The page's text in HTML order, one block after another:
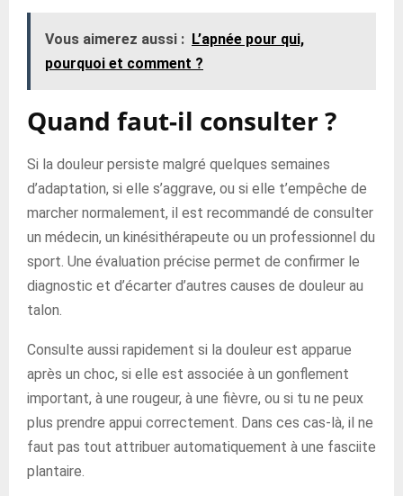
Vous aimerez aussi : L’apnée pour qui,
pourquoi et comment ?
Quand faut-il consulter ?
Si la douleur persiste malgré quelques semaines
d’adaptation, si elle s’aggrave, ou si elle t’empêche de
marcher normalement, il est recommandé de consulter
un médecin, un kinésithérapeute ou un professionnel du
sport. Une évaluation précise permet de confirmer le
diagnostic et d’écarter d’autres causes de douleur au
talon.
Consulte aussi rapidement si la douleur est apparue
après un choc, si elle est associée à un gonflement
important, à une rougeur, à une fièvre, ou si tu ne peux
plus prendre appui correctement. Dans ces cas-là, il ne
faut pas tout attribuer automatiquement à une fasciite
plantaire.